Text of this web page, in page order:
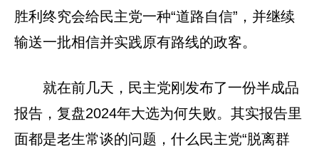
胜利终究会给民主党一种“道路自信”，并继续
输送一批相信并实践原有路线的政客。
就在前几天，民主党刚发布了一份半成品
报告，复盘2024年大选为何失败。其实报告里
面都是老生常谈的问题，什么民主党“脱离群